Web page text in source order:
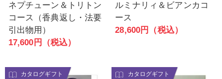
ネプチューン＆トリトン
コース（香典返し・法要
引出物用）
17,600円（税込）
ルミナリィ＆ビアンカコ
ース
28,600円（税込）
カタログギフト カタログギフト